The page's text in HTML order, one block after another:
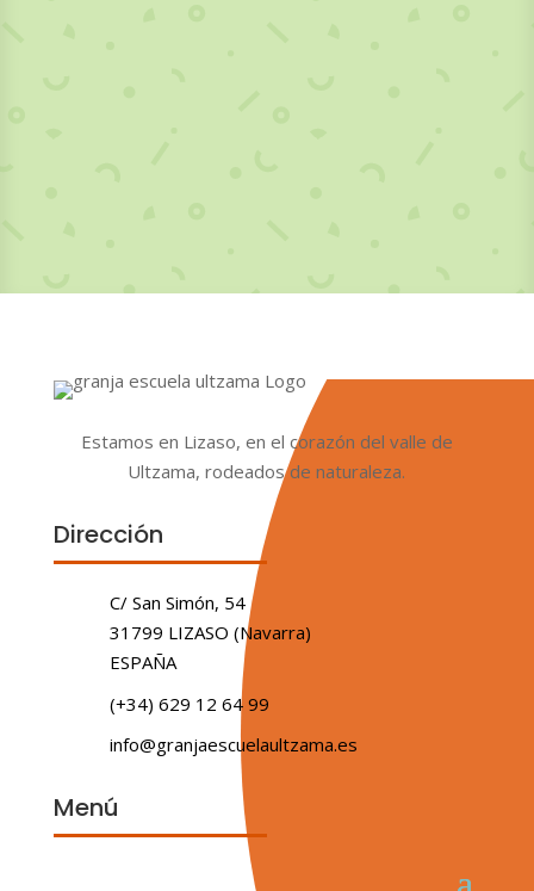
Estamos en Lizaso, en el corazón del valle de
Ultzama, rodeados de naturaleza.
Dirección
C/ San Simón, 54
31799 LIZASO (Navarra)
ESPAÑA
(+34) 629 12 64 99
info@granjaescuelaultzama.es
Menú